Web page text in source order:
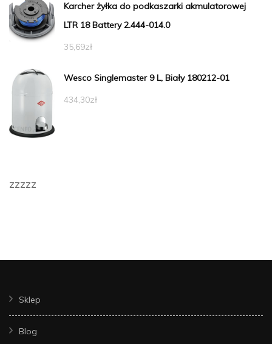
Karcher żyłka do podkaszarki akmulatorowej
LTR 18 Battery 2.444-014.0
35,69zł
Wesco Singlemaster 9 L, Biały 180212-01
434,30zł
zzzzz
Sklep
Blog